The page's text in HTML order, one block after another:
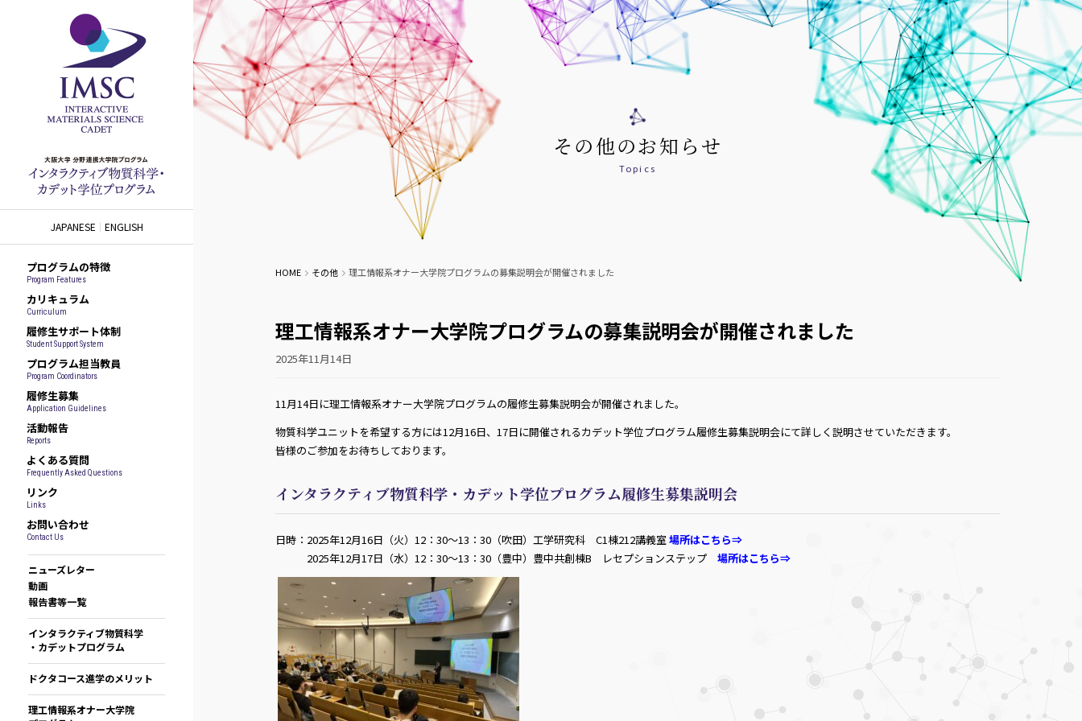
JAPANESE ENGLISH
プログラムの特徴
Program Features
カリキュラム
Curriculum
履修生サポート体制
Student Support System
プログラム担当教員
Program Coordinators
履修生募集
Application Guidelines
活動報告
Reports
よくある質問
Frequently Asked Questions
リンク
Links
お問い合わせ
Contact Us
ニューズレター
動画
報告書等一覧
インタラクティブ物質科学
・カデットプログラム
ドクタコース進学のメリット
理工情報系オナー大学院
その他のお知らせ
Topics
HOME その他 理工情報系オナー大学院プログラムの募集説明会が開催されました
理工情報系オナー大学院プログラムの募集説明会が開催されました
2025年11月14日
11月14日に理工情報系オナー大学院プログラムの履修生募集説明会が開催されました。
物質科学ユニットを希望する方には12月16日、17日に開催されるカデット学位プログラム履修生募集説明会にて詳しく説明させていただきます。
皆様のご参加をお待ちしております。
インタラクティブ物質科学・カデット学位プログラム履修生募集説明会
日時：2025年12月16日（火）12：30～13：30（吹田）工学研究科 C1棟212講義室場所はこちら⇒
2025年12月17日（水）12：30～13：30（豊中）豊中共創棟B レセプションステップ
場所はこちら⇒